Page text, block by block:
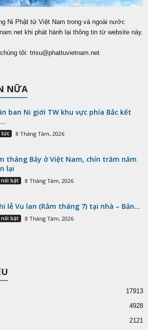
Ni Phật tử Việt Nam trong và ngoài nước
khi phát hành lại thông tin từ website này.
tôi: trisu@phattuvietnam.net
NỮA
ban Ni giới TW khu vực phía Bắc kết
tức 8 Tháng Tám, 2026
tháng Bảy ở Việt Nam, chín trăm năm
lại
nổi bật 8 Tháng Tám, 2026
lễ Vu lan (Rằm tháng 7) tại nhà – Bản...
nổi bật 8 Tháng Tám, 2026
17913
4928
2121